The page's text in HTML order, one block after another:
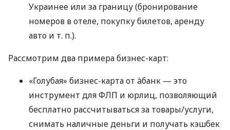
Украинее или за границу (бронирование
номеров в отеле, покупку билетов, аренду
авто и т. п.).
Рассмотрим два примера бизнес-карт:
«Голубая» бизнес-карта от àбанк — это
инструмент для ФЛП и юрлиц, позволяющий
бесплатно рассчитываться за товары/услуги,
снимать наличные деньги и получать кэшбек